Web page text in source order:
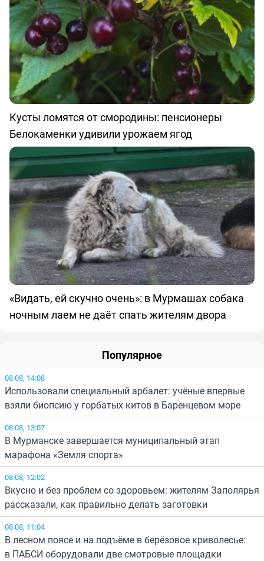
Кусты ломятся от смородины: пенсионеры
Белокаменки удивили урожаем ягод
«Видать, ей скучно очень»: в Мурмашах собака
ночным лаем не даёт спать жителям двора
Популярное
08.08, 14:08
Использовали специальный арбалет: учёные впервые
взяли биопсию у горбатых китов в Баренцевом море
08.08, 13:07
В Мурманске завершается муниципальный этап
марафона «Земля спорта»
08.08, 12:02
Вкусно и без проблем со здоровьем: жителям Заполярья
рассказали, как правильно делать заготовки
08.08, 11:04
В лесном поясе и на подъёме в берёзовое криволесье:
в ПАБСИ оборудовали две смотровые площадки